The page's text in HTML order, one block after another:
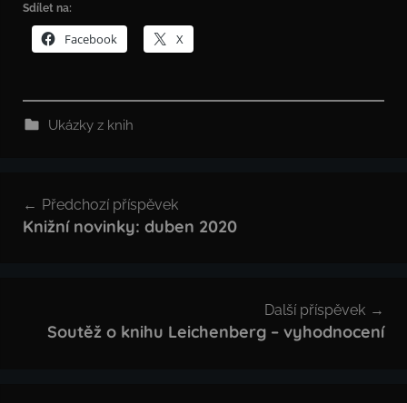
Sdílet na:
Facebook X
Ukázky z knih
pro
Předchozí příspěvek
Knižní novinky: duben 2020
Další příspěvek
Soutěž o knihu Leichenberg – vyhodnocení